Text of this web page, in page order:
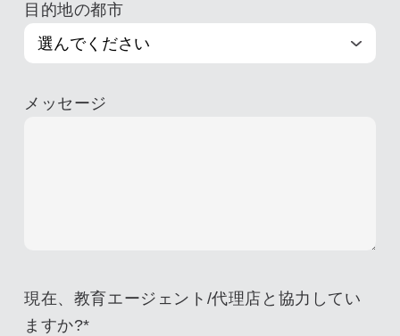
目的地の都市
メッセージ
現在、教育エージェント/代理店と協力してい
ますか?*